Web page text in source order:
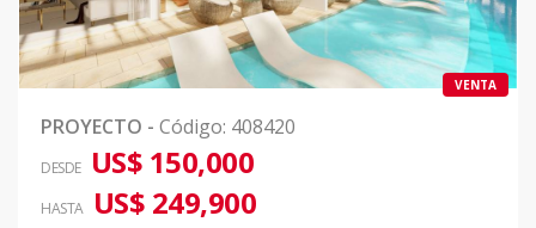
VENTA
PROYECTO - Código: 408420
DESDE US$ 150,000
HASTA US$ 249,900